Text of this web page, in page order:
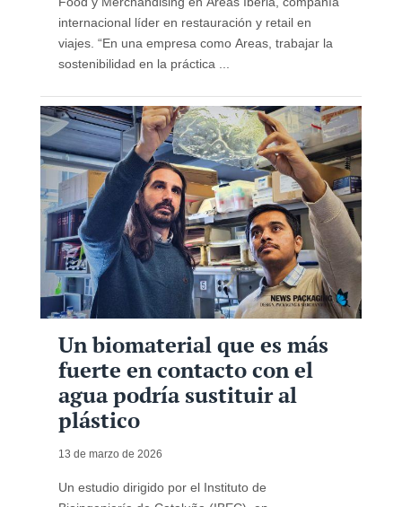
internacional líder en restauración y retail en
viajes. “En una empresa como Areas, trabajar la
sostenibilidad en la práctica ...
Un biomaterial que es más
fuerte en contacto con el
agua podría sustituir al
plástico
13 de marzo de 2026
Un estudio dirigido por el Instituto de